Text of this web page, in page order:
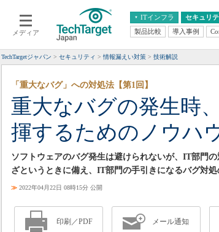
メディア
ITインフラ
クラウド
スマートモバイル
ネットワーク
システム運用管理
セキュリ
エンタープライズAI
ERP
CX
情報系システム
製品比較 導入事例
TechTargetジャパン セキュリティ 情報漏えい対策 技術解説
重大なバグの発生時
揮するためのノウハ
「重大なバグ」への対処法【第1回】
ソフトウェアのバグ発生は避けられないが、IT部門
ざというときに備え、IT部門の手引きになるバグ対処
≫ 2022年04月22日 08時15分 公開
印刷／PDF メール通知